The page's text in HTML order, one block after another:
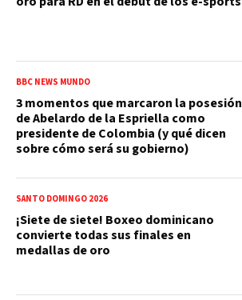
BBC NEWS MUNDO
3 momentos que marcaron la posesión
de Abelardo de la Espriella como
presidente de Colombia (y qué dicen
sobre cómo será su gobierno)
SANTO DOMINGO 2026
¡Siete de siete! Boxeo dominicano
convierte todas sus finales en
medallas de oro